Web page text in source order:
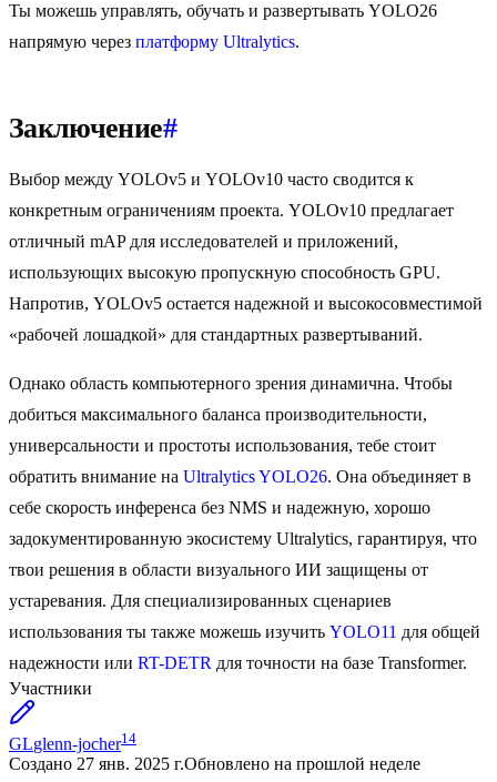
Ты можешь управлять, обучать и развертывать YOLO26
напрямую через платформу Ultralytics.
Заключение#
Выбор между YOLOv5 и YOLOv10 часто сводится к
конкретным ограничениям проекта. YOLOv10 предлагает
отличный mAP для исследователей и приложений,
использующих высокую пропускную способность GPU.
Напротив, YOLOv5 остается надежной и высокосовместимой
«рабочей лошадкой» для стандартных развертываний.
Однако область компьютерного зрения динамична. Чтобы
добиться максимального баланса производительности,
универсальности и простоты использования, тебе стоит
обратить внимание на Ultralytics YOLO26. Она объединяет в
себе скорость инференса без NMS и надежную, хорошо
задокументированную экосистему Ultralytics, гарантируя, что
твои решения в области визуального ИИ защищены от
устаревания. Для специализированных сценариев
использования ты также можешь изучить YOLO11 для общей
надежности или RT-DETR для точности на базе Transformer.
Участники
GLglenn-jocher14
Создано 27 янв. 2025 г.Обновлено на прошлой неделе